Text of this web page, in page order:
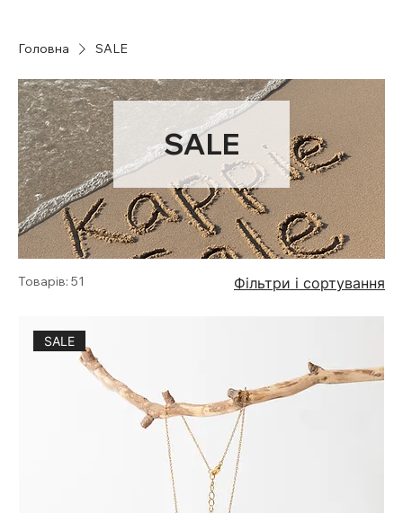
Головна SALE
SALE
Товарів: 51 Фільтри і сортування
SALE